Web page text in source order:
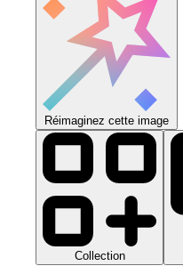
Réimaginez cette image
Collection